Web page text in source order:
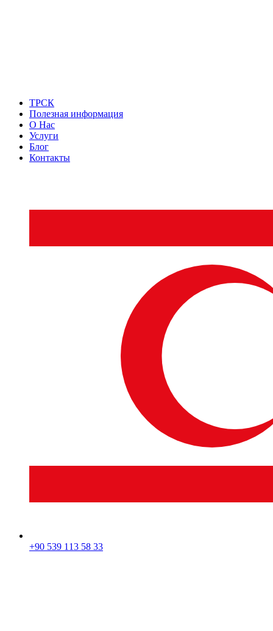
ТРСК
Полезная информация
О Нас
Услуги
Блог
Контакты
+90 539 113 58 33